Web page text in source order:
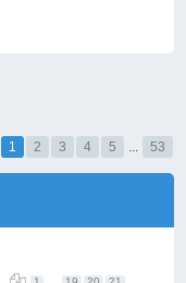
1 2 3 4 5 ... 53